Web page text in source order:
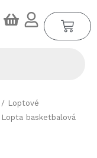
/ Loptové
basketbalová